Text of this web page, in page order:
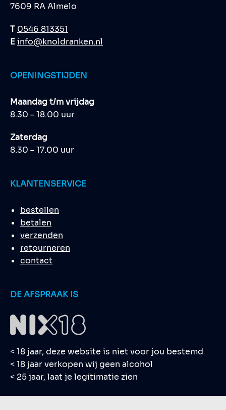
7609 RA Almelo
T 0546 813351
Einfo@knoldranken.nl
OPENINGSTIJDEN
Maandag t/m vrijdag
8.30 – 18.00 uur
Zaterdag
8.30 – 17.00 uur
KLANTENSERVICE
bestellen
betalen
verzenden
retourneren
contact
DE AFSPRAAK IS
< 18 jaar, deze website is niet voor jou bestemd
< 18 jaar verkopen wij geen alcohol
< 25 jaar, laat je legitimatie zien